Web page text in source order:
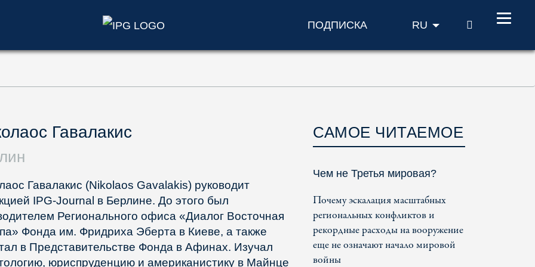
ПОДПИСКА RU ПОИСК
Гавалакис
Гавалакис (Nikolaos Gavalakis) руководит
IPG-Journal в Берлине. До этого был
Регионального офиса «Диалог Восточная
Фонда им. Фридриха Эберта в Киеве, а также
в Представительстве Фонда в Афинах. Изучал
юриспруденцию и американистику в Майнце
САМОЕ ЧИТАЕМОЕ
Чем не Третья мировая?
Почему эскалация масштабных
региональных конфликтов и
рекордные расходы на вооружение
еще не означают начало мировой
войны